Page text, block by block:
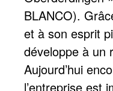
BLANCO).
et à son esprit
développe à un
Aujourd’hui
l’entreprise est